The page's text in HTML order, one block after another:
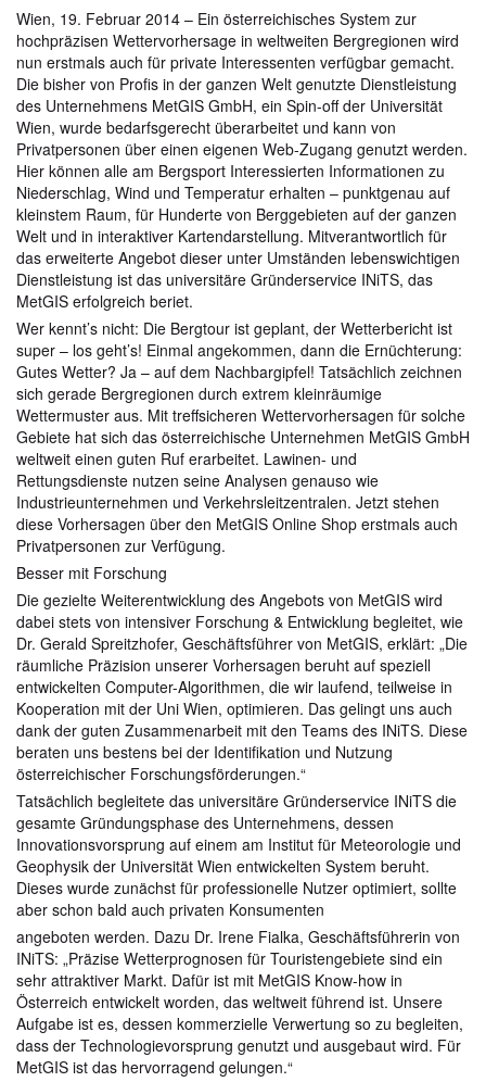
Wien, 19. Februar 2014 – Ein österreichisches System zur
hochpräzisen Wettervorhersage in weltweiten Bergregionen wird
nun erstmals auch für private Interessenten verfügbar gemacht.
Die bisher von Profis in der ganzen Welt genutzte Dienstleistung
des Unternehmens MetGIS GmbH, ein Spin-off der Universität
Wien, wurde bedarfsgerecht überarbeitet und kann von
Privatpersonen über einen eigenen Web-Zugang genutzt werden.
Hier können alle am Bergsport Interessierten Informationen zu
Niederschlag, Wind und Temperatur erhalten – punktgenau auf
kleinstem Raum, für Hunderte von Berggebieten auf der ganzen
Welt und in interaktiver Kartendarstellung. Mitverantwortlich für
das erweiterte Angebot dieser unter Umständen lebenswichtigen
Dienstleistung ist das universitäre Gründerservice INiTS, das
MetGIS erfolgreich beriet.
Wer kennt’s nicht: Die Bergtour ist geplant, der Wetterbericht ist
super – los geht’s! Einmal angekommen, dann die Ernüchterung:
Gutes Wetter? Ja – auf dem Nachbargipfel! Tatsächlich zeichnen
sich gerade Bergregionen durch extrem kleinräumige
Wettermuster aus. Mit treffsicheren Wettervorhersagen für solche
Gebiete hat sich das österreichische Unternehmen MetGIS GmbH
weltweit einen guten Ruf erarbeitet. Lawinen- und
Rettungsdienste nutzen seine Analysen genauso wie
Industrieunternehmen und Verkehrsleitzentralen. Jetzt stehen
diese Vorhersagen über den MetGIS Online Shop erstmals auch
Privatpersonen zur Verfügung.
Besser mit Forschung
Die gezielte Weiterentwicklung des Angebots von MetGIS wird
dabei stets von intensiver Forschung & Entwicklung begleitet, wie
Dr. Gerald Spreitzhofer, Geschäftsführer von MetGIS, erklärt: „Die
räumliche Präzision unserer Vorhersagen beruht auf speziell
entwickelten Computer-Algorithmen, die wir laufend, teilweise in
Kooperation mit der Uni Wien, optimieren. Das gelingt uns auch
dank der guten Zusammenarbeit mit den Teams des INiTS. Diese
beraten uns bestens bei der Identifikation und Nutzung
österreichischer Forschungsförderungen.“
Tatsächlich begleitete das universitäre Gründerservice INiTS die
gesamte Gründungsphase des Unternehmens, dessen
Innovationsvorsprung auf einem am Institut für Meteorologie und
Geophysik der Universität Wien entwickelten System beruht.
Dieses wurde zunächst für professionelle Nutzer optimiert, sollte
aber schon bald auch privaten Konsumenten
angeboten werden. Dazu Dr. Irene Fialka, Geschäftsführerin von
INiTS: „Präzise Wetterprognosen für Touristengebiete sind ein
sehr attraktiver Markt. Dafür ist mit MetGIS Know-how in
Österreich entwickelt worden, das weltweit führend ist. Unsere
Aufgabe ist es, dessen kommerzielle Verwertung so zu begleiten,
dass der Technologievorsprung genutzt und ausgebaut wird. Für
MetGIS ist das hervorragend gelungen.“